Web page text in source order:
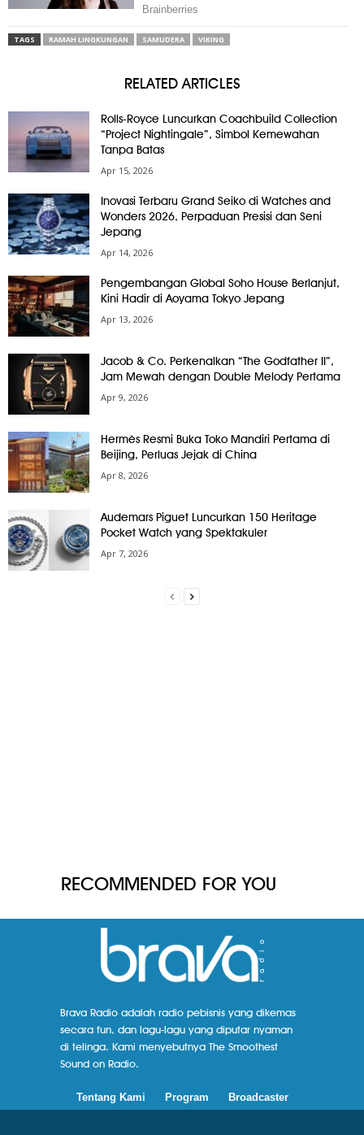
TAGS RAMAH LINGKUNGAN SAMUDERA VIKING
RELATED ARTICLES
Rolls-Royce Luncurkan Coachbuild Collection
“Project Nightingale”, Simbol Kemewahan
Tanpa Batas
Apr 15, 2026
Inovasi Terbaru Grand Seiko di Watches and
Wonders 2026, Perpaduan Presisi dan Seni
Jepang
Apr 14, 2026
Pengembangan Global Soho House Berlanjut,
Kini Hadir di Aoyama Tokyo Jepang
Apr 13, 2026
Jacob & Co. Perkenalkan “The Godfather II”,
Jam Mewah dengan Double Melody Pertama
Apr 9, 2026
Hermès Resmi Buka Toko Mandiri Pertama di
Beijing, Perluas Jejak di China
Apr 8, 2026
Audemars Piguet Luncurkan 150 Heritage
Pocket Watch yang Spektakuler
Apr 7, 2026
RECOMMENDED FOR YOU
Brava Radio adalah radio pebisnis yang dikemas
secara fun, dan lagu-lagu yang diputar nyaman
di telinga. Kami menyebutnya The Smoothest
Sound on Radio.
Tentang Kami Program Broadcaster